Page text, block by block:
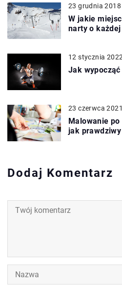
23 grudnia 2018
W jakie
narty o
12 stycznia 2022
Jak
23 czerwca 2021
Malowanie
jak
Dodaj Komentarz